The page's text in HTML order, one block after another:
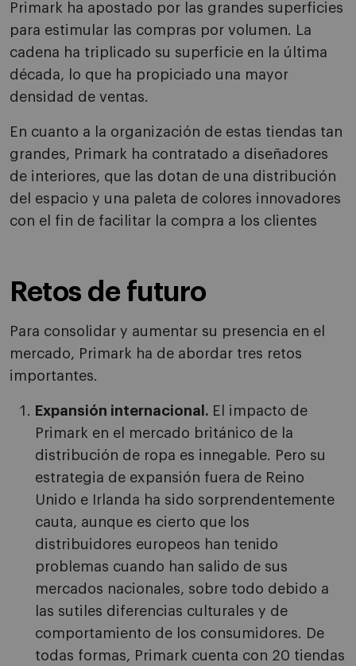
Primark ha apostado por las grandes superficies
para estimular las compras por volumen. La
cadena ha triplicado su superficie en la última
década, lo que ha propiciado una mayor
densidad de ventas.
En cuanto a la organización de estas tiendas tan
grandes, Primark ha contratado a diseñadores
de interiores, que las dotan de una distribución
del espacio y una paleta de colores innovadores
con el fin de facilitar la compra a los clientes
Retos de futuro
Para consolidar y aumentar su presencia en el
mercado, Primark ha de abordar tres retos
importantes.
Expansión internacional. El impacto de
Primark en el mercado británico de la
distribución de ropa es innegable. Pero su
estrategia de expansión fuera de Reino
Unido e Irlanda ha sido sorprendentemente
cauta, aunque es cierto que los
distribuidores europeos han tenido
problemas cuando han salido de sus
mercados nacionales, sobre todo debido a
las sutiles diferencias culturales y de
comportamiento de los consumidores. De
todas formas, Primark cuenta con 20 tiendas